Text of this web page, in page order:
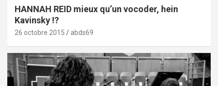
HANNAH REID mieux qu’un vocoder, hein
Kavinsky !?
26 octobre 2015 abds69